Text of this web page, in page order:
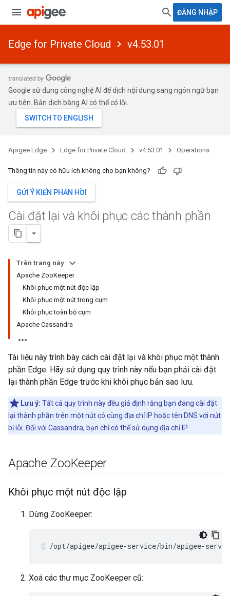
ĐĂNG NHẬP
Edge for Private Cloud v4.53.01
Google sử dụng công nghệ AI để dịch nội dung sang ngôn ngữ bạn
ưu tiên. Bản dịch bằng AI có thể có lỗi.
Apigee Edge Edge for Private Cloud v4.53.01 Operations
Thông tin này có hữu ích không cho bạn không?
GỬI Ý KIẾN PHẢN HỒI
Cài đặt lại và khôi phục các thành phần
Trên trang này
Apache ZooKeeper
Khôi phục một nút độc lập
Khôi phục một nút trong cụm
Khôi phục toàn bộ cụm
Apache Cassandra
Tài liệu này trình bày cách cài đặt lại và khôi phục một thành
phần Edge. Hãy sử dụng quy trình này nếu bạn phải cài đặt
lại thành phần Edge trước khi khôi phục bản sao lưu.
Lưu ý: Tất cả quy trình này đều giả định rằng bạn đang cài đặt
lại thành phần trên một nút có cùng địa chỉ IP hoặc tên DNS với nút
bị lỗi. Đối với Cassandra, bạn chỉ có thể sử dụng địa chỉ IP.
Apache ZooKeeper
Khôi phục một nút độc lập
Dừng ZooKeeper:
/opt/apigee/apigee-service/bin/apigee-
Xoá các thư mục ZooKeeper cũ: